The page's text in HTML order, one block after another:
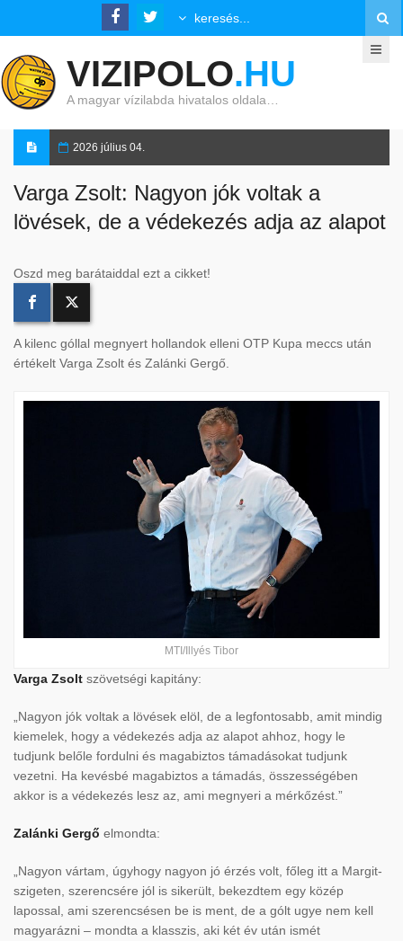
VIZIPOLO.HU
A magyar vízilabda hivatalos oldala…
2026 július 04.
Varga Zsolt: Nagyon jók voltak a
lövések, de a védekezés adja az alapot
Oszd meg barátaiddal ezt a cikket!
A kilenc góllal megnyert hollandok elleni OTP Kupa meccs után
értékelt Varga Zsolt és Zalánki Gergő.
MTI/Illyés Tibor
Varga Zsolt szövetségi kapitány:
„Nagyon jók voltak a lövések elöl, de a legfontosabb, amit mindig
kiemelek, hogy a védekezés adja az alapot ahhoz, hogy le
tudjunk belőle fordulni és magabiztos támadásokat tudjunk
vezetni. Ha kevésbé magabiztos a támadás, összességében
akkor is a védekezés lesz az, ami megnyeri a mérkőzést.”
Zalánki Gergő elmondta:
„Nagyon vártam, úgyhogy nagyon jó érzés volt, főleg itt a Margit-
szigeten, szerencsére jól is sikerült, bekezdtem egy közép
lapossal, ami szerencsésen be is ment, de a gólt ugye nem kell
magyarázni – mondta a klasszis, aki két év után ismét